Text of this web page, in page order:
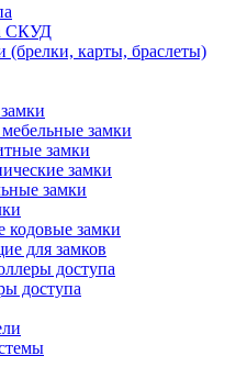
СКУД
карты, браслеты)
замки
замки
замки
замки
кодовые замки
для замков
доступа
доступа